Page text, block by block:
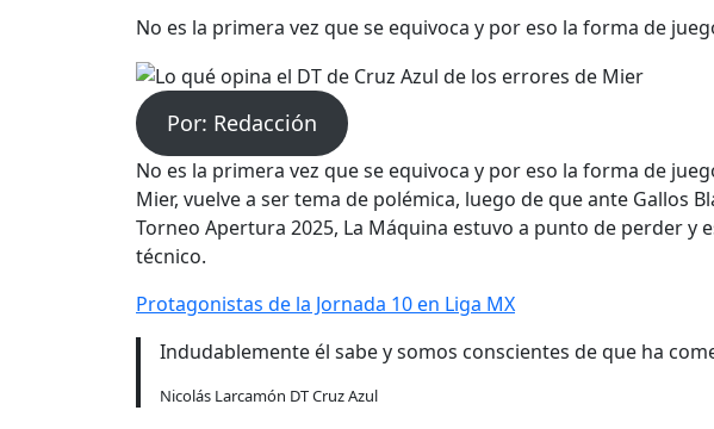
No es la primera vez que se equivoca y por eso la forma de
Por: Redacción
No es la primera vez que se equivoca y por eso la forma de
Mier, vuelve a ser tema de polémica, luego de que ante Gallos
Torneo Apertura 2025, La Máquina estuvo a punto de perder y
técnico.
Protagonistas de la Jornada 10 en Liga MX
Indudablemente él sabe y somos conscientes de que ha
Nicolás Larcamón DT Cruz Azul